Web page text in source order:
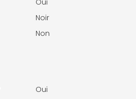
Noir
Non
Oui